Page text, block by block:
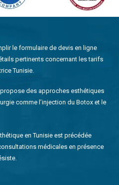
le formulaire de devis en ligne
pertinents concernant les tarifs
Tunisie.
des approches esthétiques
comme l’injection du Botox et le
en Tunisie est précédée
médicales en présence